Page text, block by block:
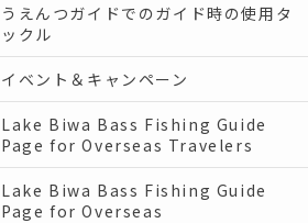
うえんつガイドでのガイド時の使用タ
ックル
イベント＆キャンペーン
Lake Biwa Bass Fishing Guide
Page for Overseas Travelers
Lake Biwa Bass Fishing Guide
Page for Overseas